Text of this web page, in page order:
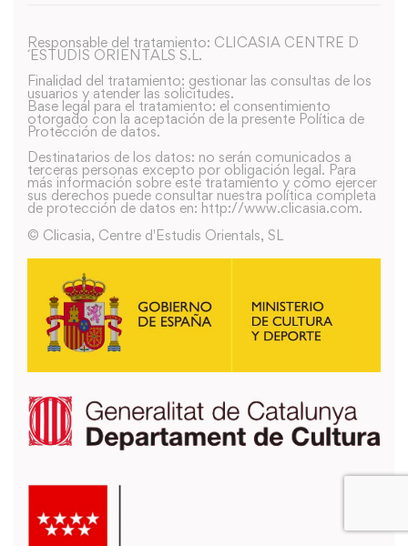
Responsable del tratamiento: CLICASIA CENTRE D
´ESTUDIS ORIENTALS S.L.
Finalidad del tratamiento: gestionar las consultas de los
usuarios y atender las solicitudes.
Base legal para el tratamiento: el consentimiento
otorgado con la aceptación de la presente Política de
Protección de datos.
Destinatarios de los datos: no serán comunicados a
terceras personas excepto por obligación legal. Para
más información sobre este tratamiento y como ejercer
sus derechos puede consultar nuestra política completa
de protección de datos en: http://www.clicasia.com.
© Clicasia, Centre d'Estudis Orientals, SL